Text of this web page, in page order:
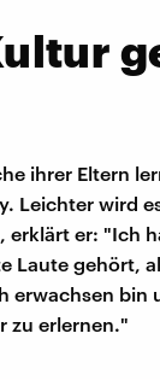
ihrer Eltern
Leichter wird
er: "Ich
Laute gehört,
erwachsen bin
zu erlernen."